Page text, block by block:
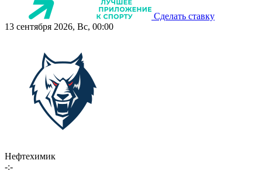
Сделать ставку
13 сентября 2026, Вс, 00:00
Нефтехимик
-:-